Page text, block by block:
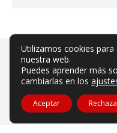
ABE es una
Aviso legal |Política
Utilizamos cookies
nuestra web.
Puedes aprender más
cambiarlas en los
Aceptar